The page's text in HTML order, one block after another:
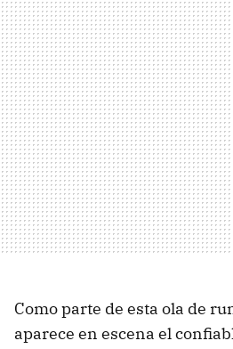
Como parte de esta ola de
aparece en escena el